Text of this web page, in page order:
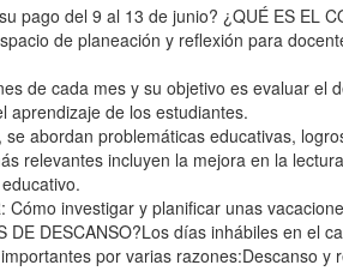
pago del 9 al 13 de junio? ¿QUÉ ES EL
de planeación y reflexión para
de cada mes y su objetivo es evaluar el
aprendizaje de los estudiantes.
abordan problemáticas educativas,
relevantes incluyen la mejora en la
Cómo investigar y planificar unas
DE DESCANSO?Los días inhábiles en el
por varias razones:Descanso